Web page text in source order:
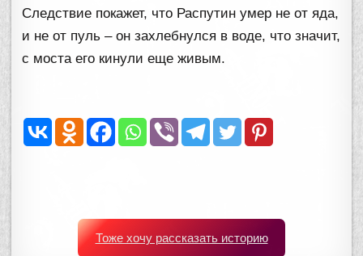
Следствие покажет, что Распутин умер не от яда,
и не от пуль – он захлебнулся в воде, что значит,
с моста его кинули еще живым.
Тоже хочу рассказать историю